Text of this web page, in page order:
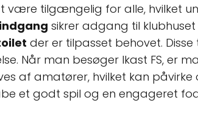
være tilgængelig for alle, hvilket
sikrer adgang til
der er tilpasset behovet.
Når man besøger Ikast FS,
af amatører, hvilket kan
et godt spil og en engageret